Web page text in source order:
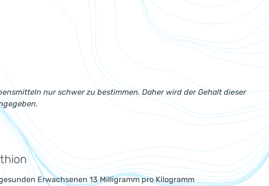
nur schwer zu bestimmen. Daher wird der Gehalt dieser
Erwachsenen 13 Milligramm pro Kilogramm